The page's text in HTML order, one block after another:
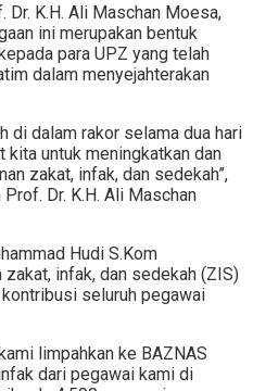
K.H. Ali Maschan Moesa,
ini merupakan bentuk
para UPZ yang telah
dalam menyejahterakan
di dalam rakor selama dua hari
kita untuk meningkatkan dan
zakat, infak, dan sedekah”,
Dr. K.H. Ali Maschan
Hudi S.Kom
infak, dan sedekah (ZIS)
seluruh pegawai
limpahkan ke BAZNAS
dari pegawai kami di